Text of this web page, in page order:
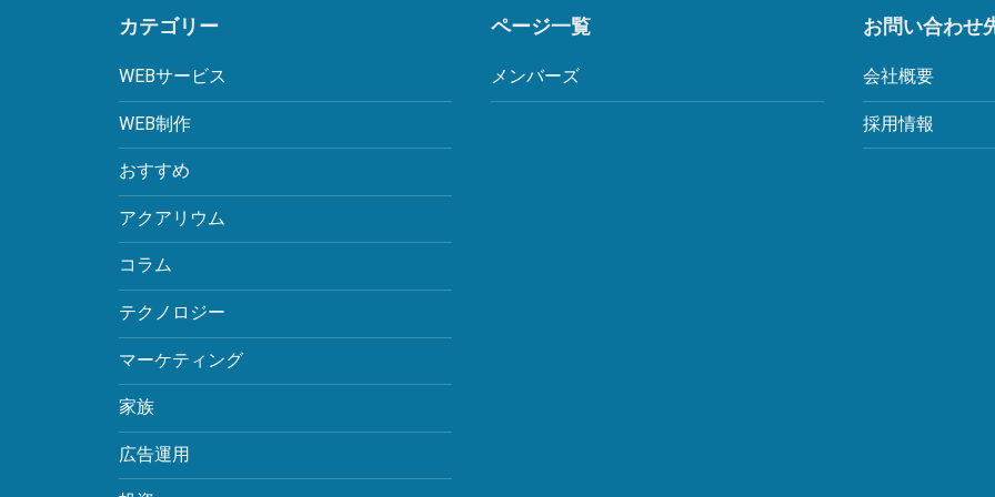
カテゴリー
WEBサービス
WEB制作
おすすめ
アクアリウム
コラム
テクノロジー
マーケティング
家族
広告運用
ページ一覧
メンバーズ
お問い合わせ
会社概要
採用情報